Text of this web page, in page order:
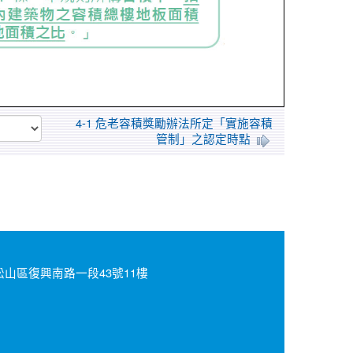
4-1 危老容積獎勵辦法所定「實施容積
管制」之認定時點
區復興南路一段43號11樓